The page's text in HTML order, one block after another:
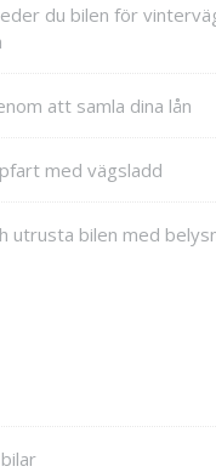
du bilen för
att samla dina lån
med vägsladd
utrusta bilen med